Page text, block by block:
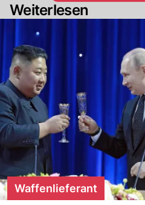
Weiterlesen
Waffenlieferant